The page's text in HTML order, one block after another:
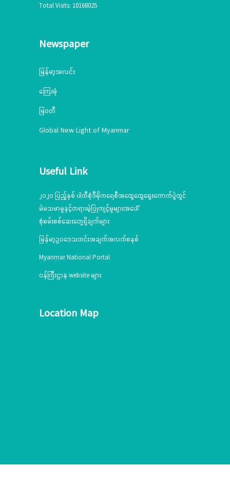
Total Visits: 10168025
Newspaper
မြန်မာ့အလင်း
ကြေးမုံ
မြဝတီ
Global New Light of Myanmar
Useful Link
၂၀၂၀ ပြည့်နှစ် ပါတီစုံဒီမိုကရေစီအထွေထွေရွေးကောက်ပွဲတွင်
မဲမသမာမှုနှင့်တရားမဲ့ပြုကျင့်မှုများအပေါ်
စုံစမ်းစစ်ဆေးတွေ့ရှိချက်များ
မြန်မာ့ဥပဒေသတင်းအချက်အလက်စနစ်
Myanmar National Portal
ဝန်ကြီးဌာန website များ
Location Map